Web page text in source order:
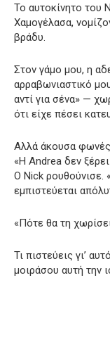
Το αυτοκίνητο του
Χαμογέλασα,
βράδυ.
Στον γάμο μου, η
αρραβωνιαστικό
αντί για σένα» —
ότι είχε πέσει
Αλλά άκουσα
«Η Andrea δεν
Ο Nick ρουθούνισε.
εμπιστεύεται
«Πότε θα τη
Τι πιστεύεις γι’
μοιράσου αυτή την